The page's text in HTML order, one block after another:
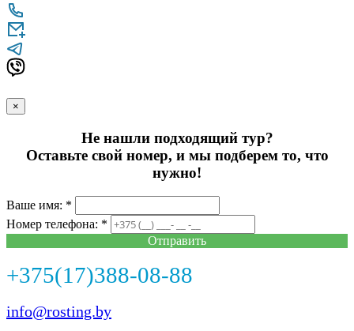
×
Не нашли подходящий тур?
Оставьте свой номер, и мы подберем то, что
нужно!
Ваше имя: *
Номер телефона: *
Отправить
+375(17)388-08-88
info@rosting.by